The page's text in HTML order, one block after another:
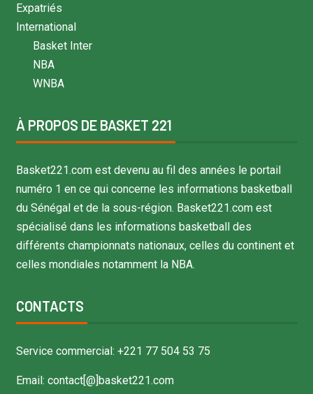
Expatriés
International
Basket Inter
NBA
WNBA
À PROPOS DE BASKET 221
Basket221.com est devenu au fil des années le portail
numéro 1 en ce qui concerne les informations basketball
du Sénégal et de la sous-région. Basket221.com est
spécialisé dans les informations basketball des
différents championnats nationaux, celles du continent et
celles mondiales notamment la NBA.
CONTACTS
Service commercial: +221 77 504 53 75
Email: contact[@]basket221.com